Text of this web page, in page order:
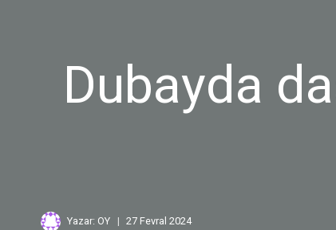
Dubayda
Yazar: OY 27 Fevral 2024